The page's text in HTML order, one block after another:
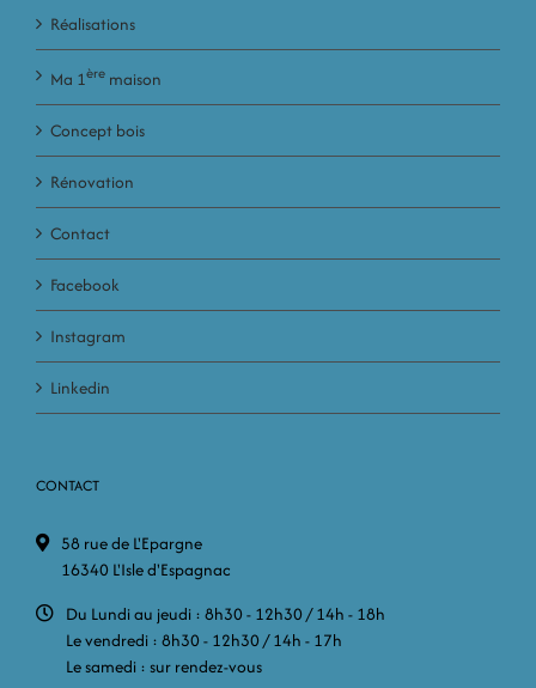
Réalisations
Ma 1ère maison
Concept bois
Rénovation
Contact
Facebook
Instagram
Linkedin
CONTACT
58 rue de L'Epargne
16340 L'Isle d'Espagnac
Du Lundi au jeudi : 8h30 - 12h30 / 14h - 18h
Le vendredi : 8h30 - 12h30 / 14h - 17h
Le samedi : sur rendez-vous